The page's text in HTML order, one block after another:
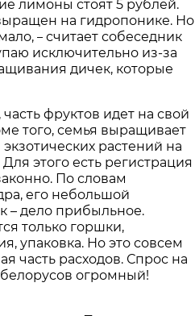
лимоны стоят 5 рублей.
на гидропонике. Но
– считает собеседник
исключительно из-за
дичек, которые
фруктов идет на свой
того, семья выращивает
растений на
этого есть регистрация
По словам
его небольшой
– дело прибыльное.
только горшки,
упаковка. Но это совсем
часть расходов. Спрос на
огромный!